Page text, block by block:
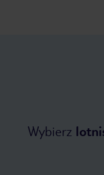
Wybierz